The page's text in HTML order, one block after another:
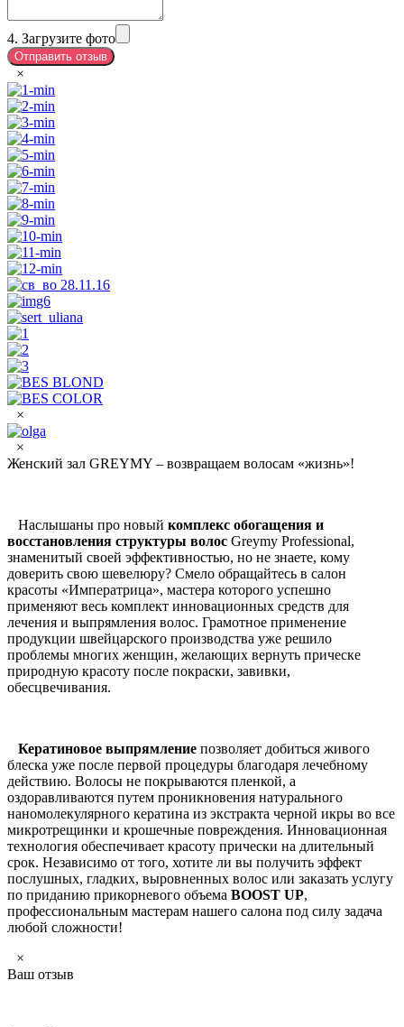
4. Загрузите фото
×
×
×
Женский зал GREYMY – возвращаем волосам «жизнь»!
Наслышаны про новый комплекс обогащения и
восстановления структуры волос Greymy Professional,
знаменитый своей эффективностью, но не знаете, кому
доверить свою шевелюру? Смело обращайтесь в салон
красоты «Императрица», мастера которого успешно
применяют весь комплект инновационных средств для
лечения и выпрямления волос. Грамотное применение
продукции швейцарского производства уже решило
проблемы многих женщин, желающих вернуть прическе
природную красоту после покраски, завивки,
обесцвечивания.
Кератиновое выпрямление позволяет добиться живого
блеска уже после первой процедуры благодаря лечебному
действию. Волосы не покрываются пленкой, а
оздоравливаются путем проникновения натурального
наномолекулярного кератина из экстракта черной икры во все
микротрещинки и крошечные повреждения. Инновационная
технология обеспечивает красоту прически на длительный
срок. Независимо от того, хотите ли вы получить эффект
послушных, гладких, выровненных волос или заказать услугу
по приданию прикорневого объема BOOST UP,
профессиональным мастерам нашего салона под силу задача
любой сложности!
×
Ваш отзыв